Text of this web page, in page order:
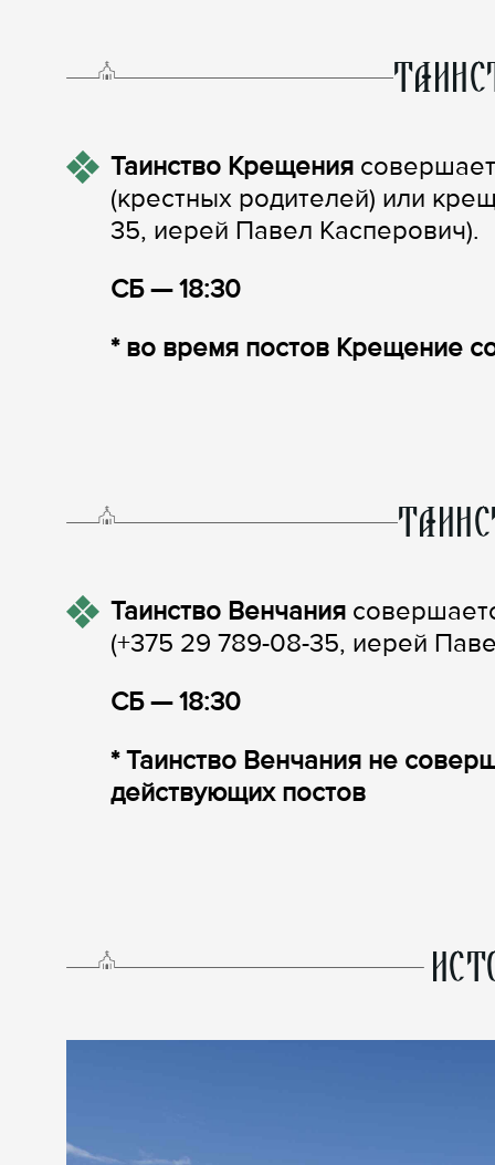
Таинство Крещения
(крестных родителей) или
35, иерей Павел Касперович).
СБ — 18:30
* во время постов Крещение
Таинство Венчания
(+375 29 789-08-35, иерей
СБ — 18:30
* Таинство Венчания не
действующих постов